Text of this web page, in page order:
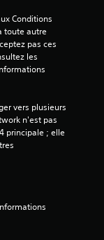
1
3
a
v
)
Conditions
toute autre
pas ces
les
vers plusieurs
n'est pas
principale ; elle